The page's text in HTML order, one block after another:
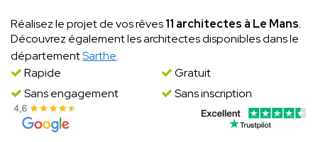
Réalisez le projet de vos rêves11 architectes à Le Mans.
Découvrez également les architectes disponibles dans le
départementSarthe.
Rapide
Gratuit
Sans engagement
Sans inscription